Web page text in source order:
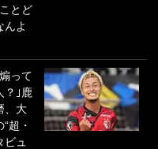
とど
んよ
って
？｣鹿
、大
超・
ビュ